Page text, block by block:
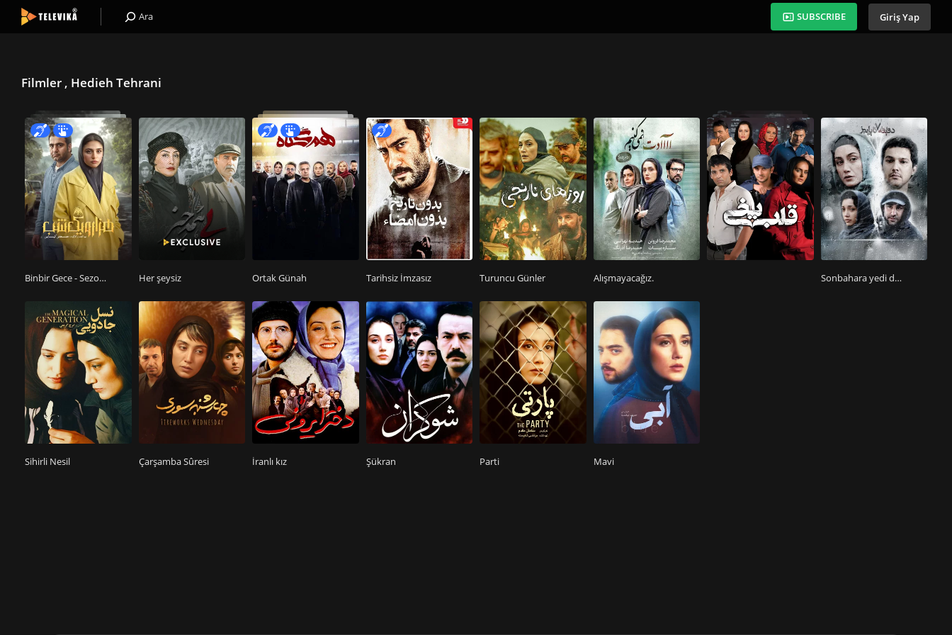
Ara SUBSCRIBE Giriş Yap
Filmler , Hedieh Tehrani
Binbir Gece - Sezon 1 Bölüm 27 Her şeysiz Ortak Günah Tarihsiz İmzasız Turuncu Günler Alışmayacağız. Sonbahara yedi dakika.
Sihirli Nesil Çarşamba Sûresi İranlı kız Şükran Parti Mavi